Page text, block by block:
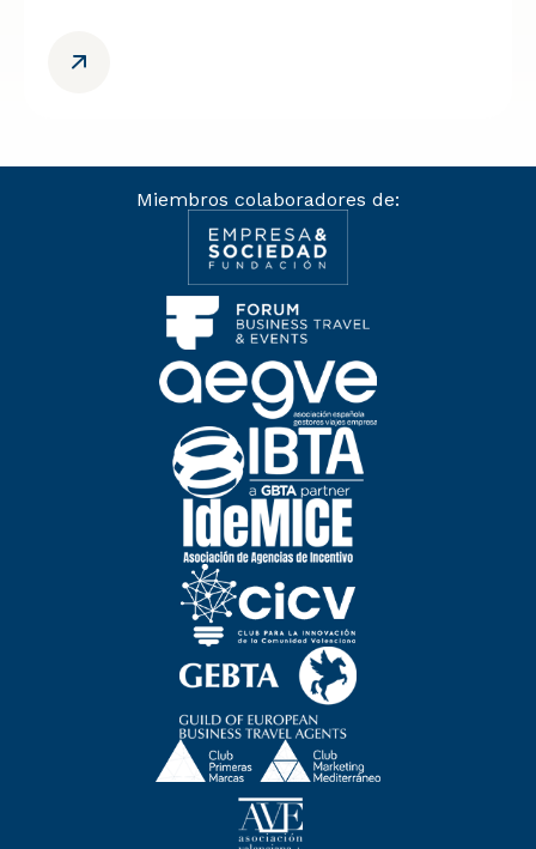
Miembros colaboradores de: